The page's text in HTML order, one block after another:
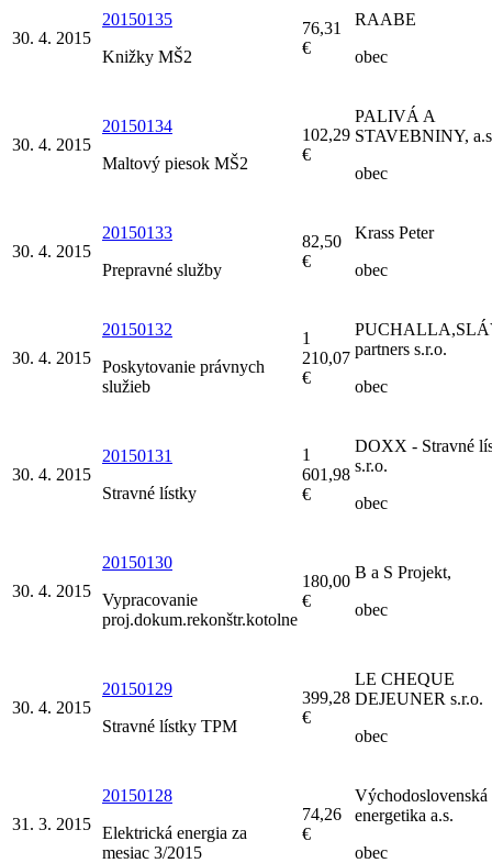
30. 4. 2015
20150135
Knižky MŠ2
76,31
€
RAABE
obec
30. 4. 2015
20150134
Maltový piesok MŠ2
102,29
€
PALIVÁ A
STAVEBNINY,
obec
30. 4. 2015
20150133
Prepravné služby
82,50
€
Krass Peter
obec
30. 4. 2015
20150132
Poskytovanie právnych
služieb
1
210,07
€
partners s.r.o.
obec
30. 4. 2015
20150131
Stravné lístky
1
601,98
€
DOXX - Stravné
s.r.o.
obec
30. 4. 2015
20150130
Vypracovanie
proj.dokum.rekonštr.kotolne
180,00
€
B a S Projekt,
obec
30. 4. 2015
20150129
Stravné lístky TPM
399,28
€
LE CHEQUE
DEJEUNER s.r.o.
obec
31. 3. 2015
20150128
Elektrická energia za
mesiac 3/2015
74,26
€
Východoslovenská
energetika a.s.
obec